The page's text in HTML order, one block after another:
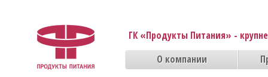
ГК «Продукты Питания» -
О компании